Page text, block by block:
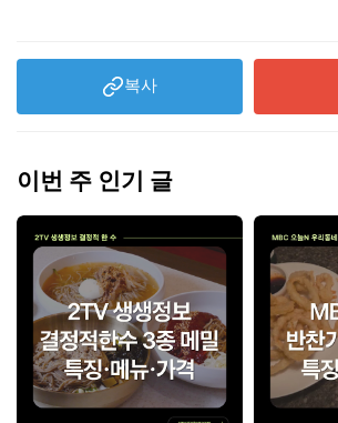
복사
이번 주 인기 글